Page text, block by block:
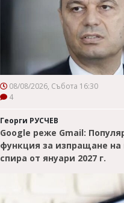
08/08/2026, Събота 16:30
4
Георги РУСЧЕВ
Google реже Gmail:
функция за изпращане
спира от януари 2027 г.